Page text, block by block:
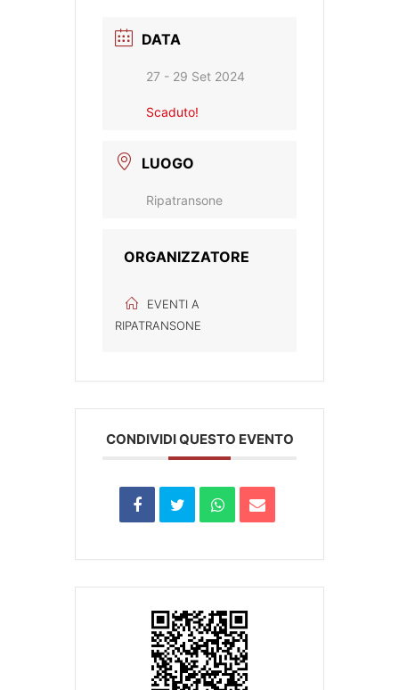
DATA
27 - 29 Set 2024
Scaduto!
LUOGO
Ripatransone
ORGANIZZATORE
EVENTI A
RIPATRANSONE
CONDIVIDI QUESTO EVENTO